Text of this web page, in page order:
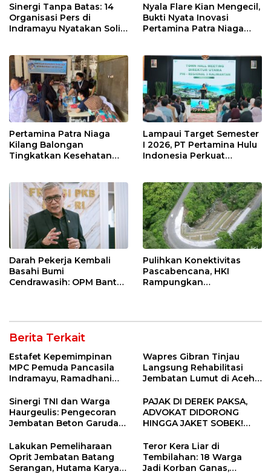
Sinergi Tanpa Batas: 14
Organisasi Pers di
Indramayu Nyatakan Solid
Nyala Flare Kian Mengecil,
Bukti Nyata Inovasi
Pertamina Patra Niaga
Pertamina Patra Niaga
Kilang Balongan
Tingkatkan Kesehatan
Rutin dan Edukasi
Perawatan Gigi
Lampaui Target Semester
I 2026, PT Pertamina Hulu
Indonesia Perkuat
Keselamatan Kerja
Darah Pekerja Kembali
Basahi Bumi
Cendrawasih: OPM Bantai
Pulihkan Konektivitas
Pascabencana, HKI
Rampungkan
Berita Terkait
Estafet Kepemimpinan
MPC Pemuda Pancasila
Indramayu, Ramadhani
Pimpin Organisasi Lewat
Muscablub
Wapres Gibran Tinjau
Langsung Rehabilitasi
Jembatan Lumut di Aceh
Konektivitas Pulih Cepat
Sinergi TNI dan Warga
Haurgeulis: Pengecoran
Jembatan Beton Garuda
PAJAK DI DEREK PAKSA,
ADVOKAT DIDORONG
HINGGA JAKET SOBEK!
Ngamuk Kepung Polresta
Pekanbaru!
Lakukan Pemeliharaan
Oprit Jembatan Batang
Serangan, Hutama Karya
Teror Kera Liar di
Tembilahan: 18 Warga
Jadi Korban Ganas,